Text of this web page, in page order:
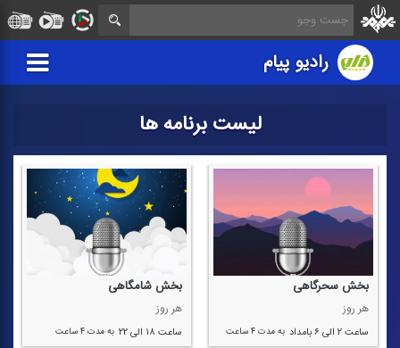
رادیو پیام
لیست برنامه ها
بخش سحرگاهی
هر روز
ساعت ۲ الی ۶ بامداد به مدت ۴ ساعت
بخش شامگاهی
هر روز
ساعت ۱۸ الی ۲۲ به مدت ۴ ساعت